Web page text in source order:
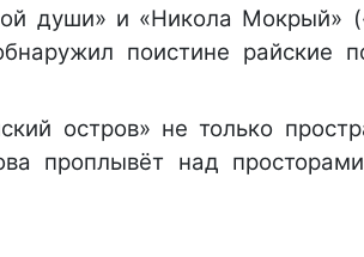
души» и «Никола
поистине райские
остров» не только
проплывёт над